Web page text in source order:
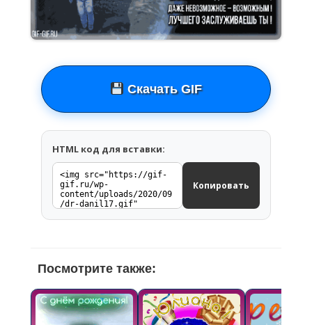
Скачать GIF
HTML код для вставки:
Копировать
Посмотрите также: